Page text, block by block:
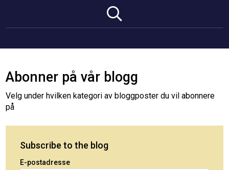
Abonner på vår blogg
Velg under hvilken kategori av bloggposter du vil abonnere
på
Subscribe to the blog
E-postadresse